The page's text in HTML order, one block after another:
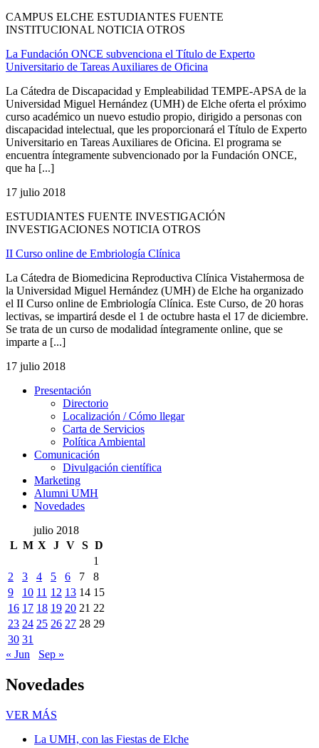
CAMPUS ELCHE ESTUDIANTES FUENTE
INSTITUCIONAL NOTICIA OTROS
La Fundación ONCE subvenciona el Título de Experto
Universitario de Tareas Auxiliares de Oficina
La Cátedra de Discapacidad y Empleabilidad TEMPE-APSA de la
Universidad Miguel Hernández (UMH) de Elche oferta el próximo
curso académico un nuevo estudio propio, dirigido a personas con
discapacidad intelectual, que les proporcionará el Título de Experto
Universitario en Tareas Auxiliares de Oficina. El programa se
encuentra íntegramente subvencionado por la Fundación ONCE,
que ha [...]
17 julio 2018
ESTUDIANTES FUENTE INVESTIGACIÓN
INVESTIGACIONES NOTICIA OTROS
II Curso online de Embriología Clínica
La Cátedra de Biomedicina Reproductiva Clínica Vistahermosa de
la Universidad Miguel Hernández (UMH) de Elche ha organizado
el II Curso online de Embriología Clínica. Este Curso, de 20 horas
lectivas, se impartirá desde el 1 de octubre hasta el 17 de diciembre.
Se trata de un curso de modalidad íntegramente online, que se
imparte a [...]
17 julio 2018
Presentación
Presentación
Directorio
Localización / Cómo llegar
Carta de Servicios
Política Ambiental
Comunicación
Comunicación
Divulgación científica
Marketing
Alumni UMH
Novedades
julio 2018
L M X J V S D
1
2
3 4 5 6 7
8
9
10 11 12 13 14 15
16 17 18 19 20 21 22
23 24 25 26 27 28 29
30 31
« Jun
Sep »
Novedades
VER MÁS
La UMH, con las Fiestas de Elche